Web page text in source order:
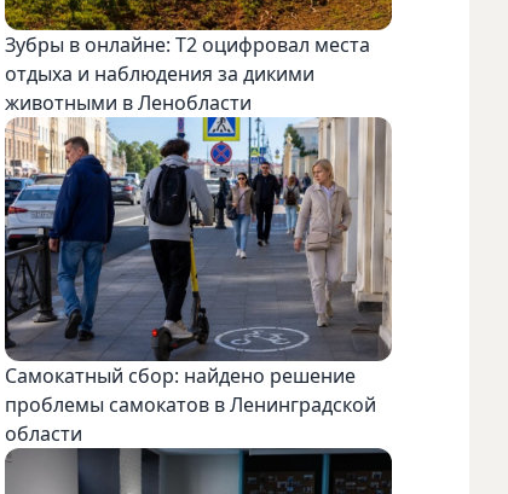
Зубры в онлайне: Т2 оцифровал места
отдыха и наблюдения за дикими
животными в Ленобласти
Самокатный сбор: найдено решение
проблемы самокатов в Ленинградской
области